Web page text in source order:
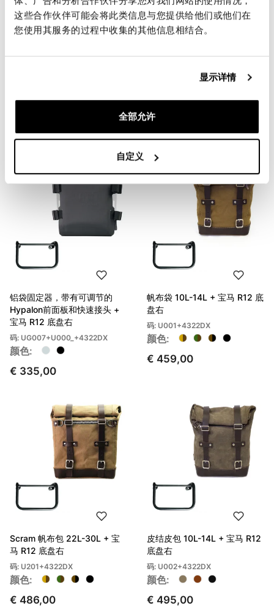
这些合作伙伴可能会将此类信息与您提供给他们或他们在
您使用其服务的过程中收集的其他信息相结合。
显示详情
全部允许
自定义
码: 4322DX
TPU的Khali侧袋 + 宝马 R12
码: UG001+4322DX
铝袋固定器，带有可调节的
Hypalon前面板和快速接头 +
宝马 R12 底盘右
码: UG007+U000_+4322DX
颜色:
€ 335,00
帆布袋 10L-14L + 宝马 R12 底
盘右
码: U001+4322DX
颜色:
€ 459,00
Scram 帆布包 22L-30L + 宝
马 R12 底盘右
码: U201+4322DX
颜色:
€ 486,00
皮结皮包 10L-14L + 宝马 R12
底盘右
码: U002+4322DX
颜色:
€ 495,00